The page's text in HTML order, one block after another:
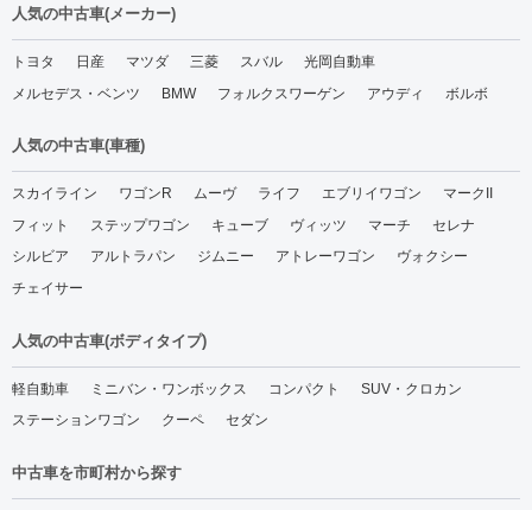
沖縄スズキ インフォメー
ション(1)
沖縄トライアル(25)
2025年5月(3)
2025年4月(1)
2025年1月(2)
2024年8月(5)
人気の中古車(メーカー)
トヨタ 日産 マツダ 三菱 スバル
光岡自動車
メルセデス・ベンツ
BMW フォルクスワーゲン アウディ ボルボ
人気の中古車(車種)
スカイライン ワゴンR ムーヴ ライフ エブリイワゴン
マークII
フィット
ステップワゴン キューブ ヴィッツ マーチ
セレナ
シルビア
アルトラパン ジムニー アトレーワゴン
ヴォクシー
チェイサー
人気の中古車(ボディタイプ)
軽自動車 ミニバン・ワンボックス コンパクト
SUV・クロカン
ステーションワゴン
クーペ セダン
中古車を市町村から探す